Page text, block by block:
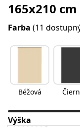
165x210
Farba (11
Béžová
Výška